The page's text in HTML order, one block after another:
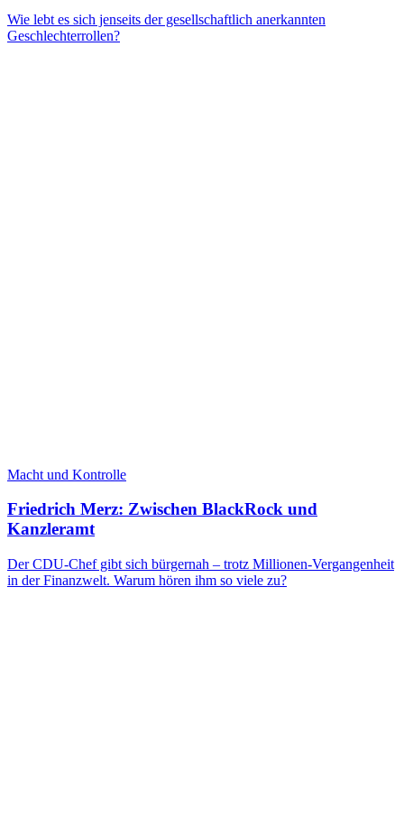
Wie lebt es sich jenseits der gesellschaftlich anerkannten
Geschlechterrollen?
Macht und Kontrolle
Friedrich Merz: Zwischen BlackRock und
Kanzleramt
Der CDU-Chef gibt sich bürgernah – trotz Millionen-Vergangenheit
in der Finanzwelt. Warum hören ihm so viele zu?